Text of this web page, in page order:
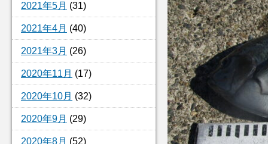
2021年5月 (31)
2021年4月 (40)
2021年3月 (26)
2020年11月 (17)
2020年10月 (32)
2020年9月 (29)
2020年8月 (52)